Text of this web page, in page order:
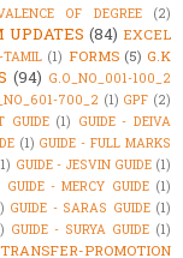
OF DEGREE (2)
UPDATES (84) EXCEL
TAMIL (1) FORMS (5) G.K
(94) G.O_NO_001-100_2
700_2 (1) GPF (2)
GUIDE (1) GUIDE - DEIVA
(1) GUIDE - FULL MARKS
GUIDE - JESVIN GUIDE (1)
GUIDE - MERCY GUIDE (1)
GUIDE - SARAS GUIDE (1)
GUIDE - SURYA GUIDE (1)
PROMOTION